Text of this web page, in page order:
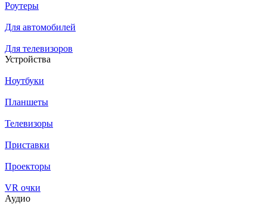
Роутеры
Для автомобилей
Для телевизоров
Устройства
Ноутбуки
Планшеты
Телевизоры
Приставки
Проекторы
VR очки
Аудио